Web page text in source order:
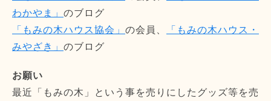
わかやま」 のブログ
「もみの木ハウス協会」 の会員、
「もみの木ハウス・
みやざき」 のブログ
お願い
最近「もみの木」という事を売りにしたグッズ等を売